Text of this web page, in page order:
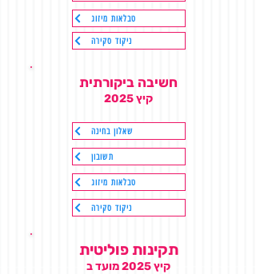
טבלאות מיזוג
ניקוד סקירה
חשיבה ביקורתית
קיץ 2025
שאלון בחינה
תשובון
טבלאות מיזוג
ניקוד סקירה
תקינות פוליטית
קיץ 2025 מועד ב